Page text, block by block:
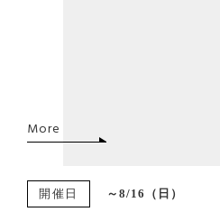
More
開催日 ～8/16（日）